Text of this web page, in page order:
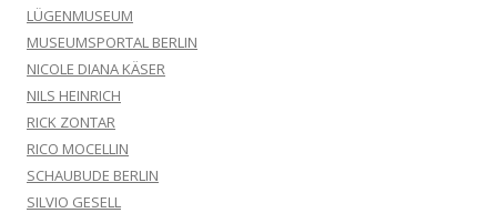
LÜGENMUSEUM
MUSEUMSPORTAL BERLIN
NICOLE DIANA KÄSER
NILS HEINRICH
RICK ZONTAR
RICO MOCELLIN
SCHAUBUDE BERLIN
SILVIO GESELL